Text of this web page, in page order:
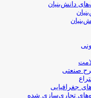
دانش‌بنیان
صنعتی
جغرافیایی
تجاری‌سازی شده